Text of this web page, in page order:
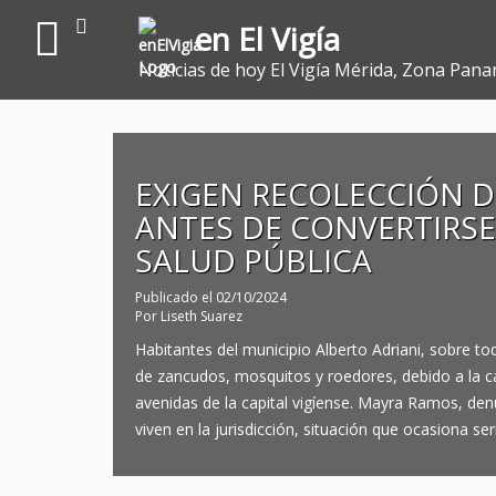
en El Vigía
Noticias de hoy El Vigía Mérida, Zona
EXIGEN RECOLECCIÓN
ANTES DE
SALUD PÚBLICA
Publicado el 02/10/2024
Por Liseth Suarez
Habitantes del municipio Alberto Adriani, sobre
de zancudos, mosquitos y roedores, debido a la
avenidas de la capital vigíense. Mayra Ramos,
viven en la jurisdicción, situación que ocasiona